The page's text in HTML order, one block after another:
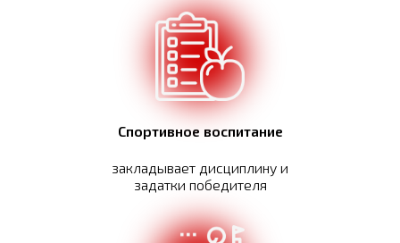
Спортивное воспитание
закладывает дисциплину и
задатки победителя